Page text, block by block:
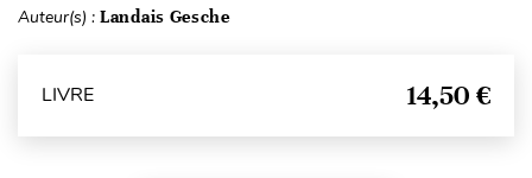
Auteur(s) : Landais Gesche
LIVRE 14,50 €